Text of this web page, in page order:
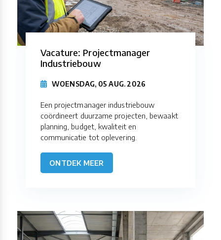
Vacature: Projectmanager
Industriebouw
WOENSDAG, 05 AUG. 2026
Een projectmanager industriebouw
coördineert duurzame projecten, bewaakt
planning, budget, kwaliteit en
communicatie tot oplevering.
ONTDEK MEER